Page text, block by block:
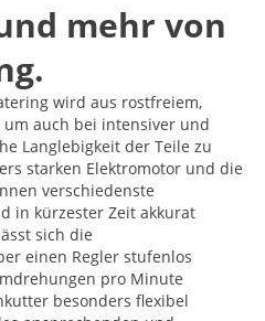
mehr von
wird aus rostfreiem,
auch bei intensiver und
Langlebigkeit der Teile zu
starken Elektromotor und die
verschiedenste
in kürzester Zeit akkurat
sich die
einen Regler stufenlos
pro Minute
besonders flexibel